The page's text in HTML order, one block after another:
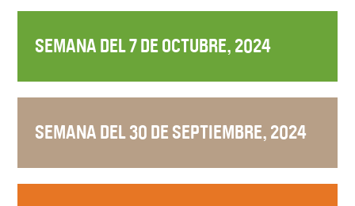
SEMANA DEL 7 DE OCTUBRE, 2024
SEMANA DEL 30 DE SEPTIEMBRE, 2024